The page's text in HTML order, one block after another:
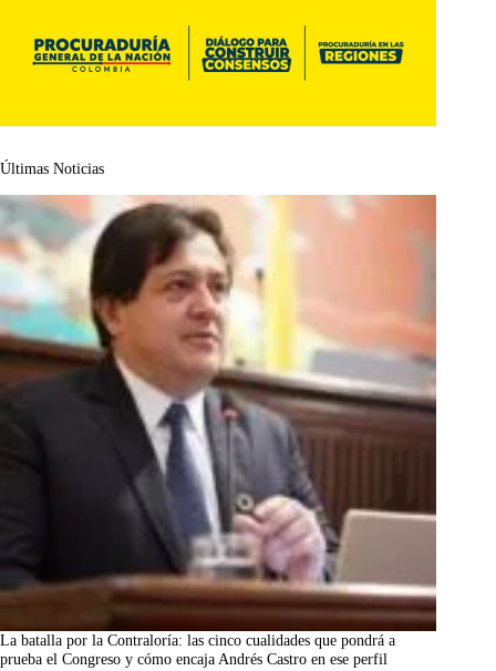
Últimas Noticias
La batalla por la Contraloría: las cinco cualidades que pondrá a
prueba el Congreso y cómo encaja Andrés Castro en ese perfil